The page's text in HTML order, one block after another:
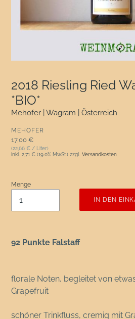
2018 Riesling Ried
*BIO*
Mehofer | Wagram | Österreich
VERKÄUFER
MEHOFER
Normaler Preis
17,00 €
(22,66 € / Liter)
inkl. 2,71 € (19.0% MwSt.) zzgl. Versandkosten
Menge
IN DEN
92 Punkte Falstaff
florale Noten, begleitet von
Grapefruit
schöner Trinkfluss, cremig mit